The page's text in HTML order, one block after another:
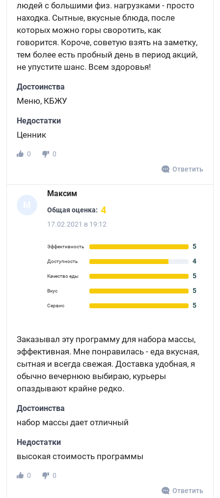
людей с большими физ. нагрузками - просто
находка. Сытные, вкусные блюда, после
которых можно горы своротить, как
говорится. Короче, советую взять на заметку,
тем более есть пробный день в период акций,
не упустите шанс. Всем здоровья!
Достоинства
Меню, КБЖУ
Недостатки
Ценник
0
0
Ответить
М
Максим
Общая оценка: 4
17.02.2021 в 19:12
Эффективность 5
Доступность 4
Качество еды 5
Вкус 5
Сервис 5
Заказывал эту программу для набора массы,
эффективная. Мне понравилась - еда вкусная,
сытная и всегда свежая. Доставка удобная, я
обычно вечернюю выбираю, курьеры
опаздывают крайне редко.
Достоинства
набор массы дает отличный
Недостатки
высокая стоимость программы
0
0
Ответить